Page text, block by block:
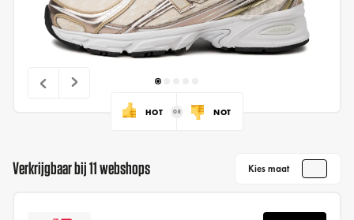
HOT NOT
Verkrijgbaar bij 11 webshops Kies maat